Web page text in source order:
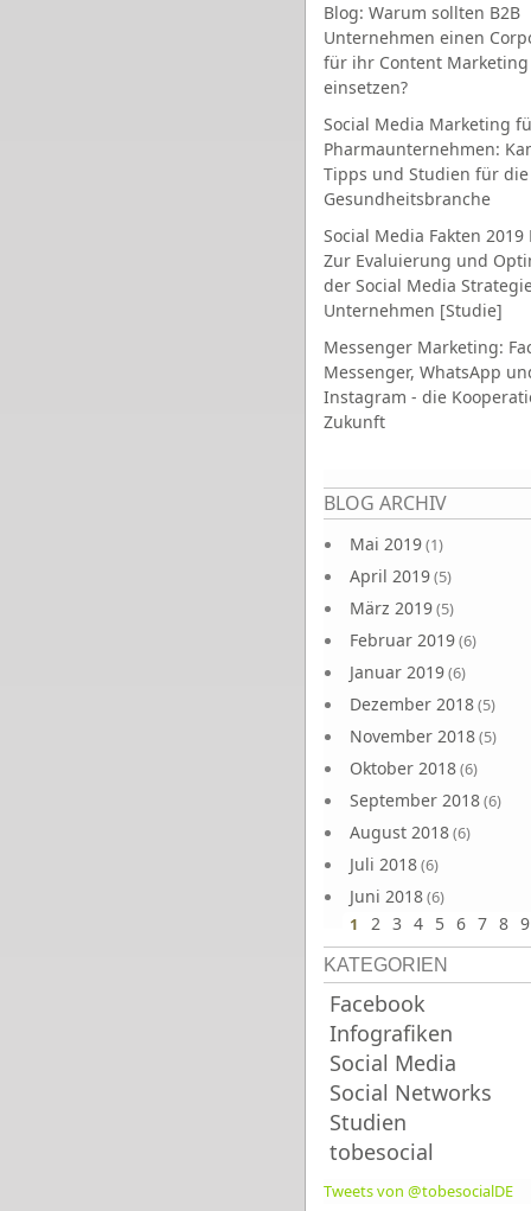
Blog: Warum sollten B2B
Unternehmen einen
für ihr Content Marketing
einsetzen?
Social Media Marketing
Pharmaunternehmen:
Tipps und Studien für die
Gesundheitsbranche
Social Media Fakten 2019
Zur Evaluierung und
der Social Media
Unternehmen [Studie]
Messenger Marketing:
Messenger, WhatsApp
Instagram - die
Zukunft
BLOG ARCHIV
Mai 2019(1)
April 2019(5)
März 2019(5)
Februar 2019(6)
Januar 2019(6)
Dezember 2018(5)
November 2018(5)
Oktober 2018(6)
September 2018(6)
August 2018(6)
Juli 2018(6)
Juni 2018(6)
Seiten
1 2 3 4 5 6 7 8 9
KATEGORIEN
Facebook
Infografiken
Social Media
Social Networks
Studien
tobesocial
Tweets von @tobesocialDE